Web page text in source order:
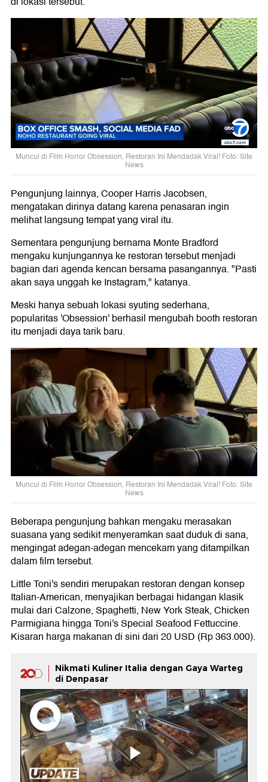
Muncul di Film Horror Obsession, Restoran Ini Mendadak Viral! Foto: Site
News
Pengunjung lainnya, Cooper Harris Jacobsen,
mengatakan dirinya datang karena penasaran ingin
melihat langsung tempat yang viral itu.
Sementara pengunjung bernama Monte Bradford
mengaku kunjungannya ke restoran tersebut menjadi
bagian dari agenda kencan bersama pasangannya. "Pasti
akan saya unggah ke Instagram," katanya.
Meski hanya sebuah lokasi syuting sederhana,
popularitas 'Obsession' berhasil mengubah booth restoran
itu menjadi daya tarik baru.
Muncul di Film Horror Obsession, Restoran Ini Mendadak Viral! Foto: Site
News
Beberapa pengunjung bahkan mengaku merasakan
suasana yang sedikit menyeramkan saat duduk di sana,
mengingat adegan-adegan mencekam yang ditampilkan
dalam film tersebut.
Little Toni's sendiri merupakan restoran dengan konsep
Italian-American, menyajikan berbagai hidangan klasik
mulai dari Calzone, Spaghetti, New York Steak, Chicken
Parmigiana hingga Toni's Special Seafood Fettuccine.
Kisaran harga makanan di sini dari 20 USD (Rp 363.000).
Nikmati Kuliner Italia dengan Gaya Warteg
di Denpasar